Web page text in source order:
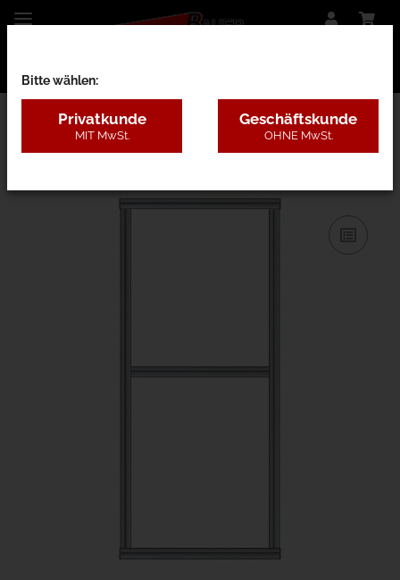
31AA - B=80-120cm, H=1,8-3m
Bitte wählen:
Privatkunde
MIT MwSt.
Geschäftskunde
OHNE MwSt.